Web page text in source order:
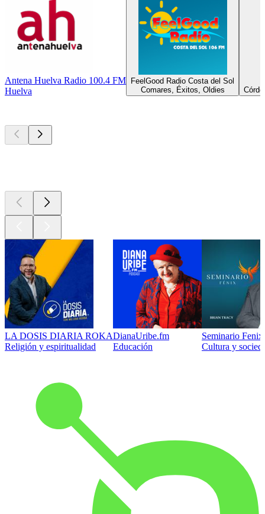
Antena Huelva Radio 100.4 FM
Huelva
FeelGood Radio Costa del Sol
Comares, Éxitos, Oldies
LA DOSIS DIARIA ROKA
Religión y espiritualidad
DianaUribe.fm
Educación
Seminario
Cultura y